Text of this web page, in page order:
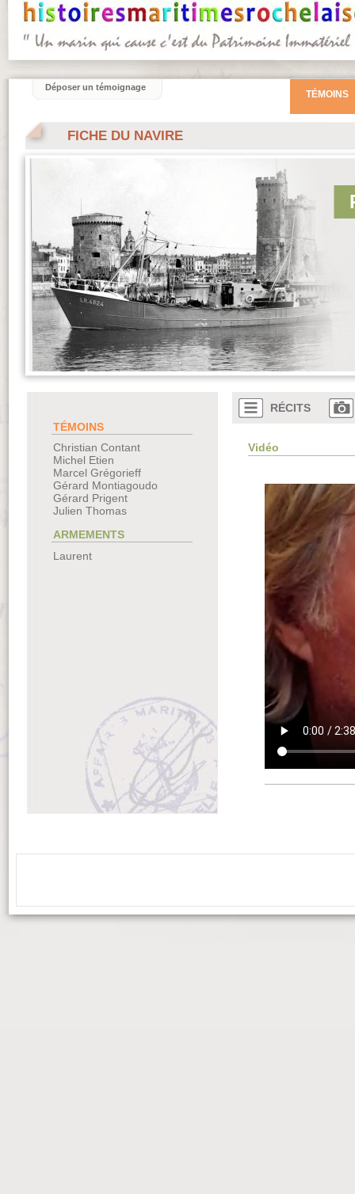
FICHE DU NAVIRE
TÉMOINS
Christian Contant
Michel Etien
Marcel Grégorieff
Gérard Montiagoudo
Gérard Prigent
Julien Thomas
ARMEMENTS
Laurent
RÉCITS
Vidéo
TÉMOINS
Déposer un témoignage